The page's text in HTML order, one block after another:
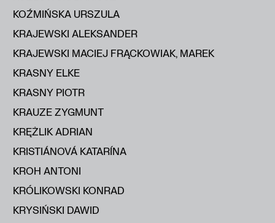
KOŹMIŃSKA URSZULA
KRAJEWSKI ALEKSANDER
KRAJEWSKI MACIEJ FRĄCKOWIAK, MAREK
KRASNY ELKE
KRASNY PIOTR
KRAUZE ZYGMUNT
KRĘŻLIK ADRIAN
KRISTIÁNOVÁ KATARÍNA
KROH ANTONI
KRÓLIKOWSKI KONRAD
KRYSIŃSKI DAWID